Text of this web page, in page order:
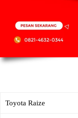
Toyota Raize